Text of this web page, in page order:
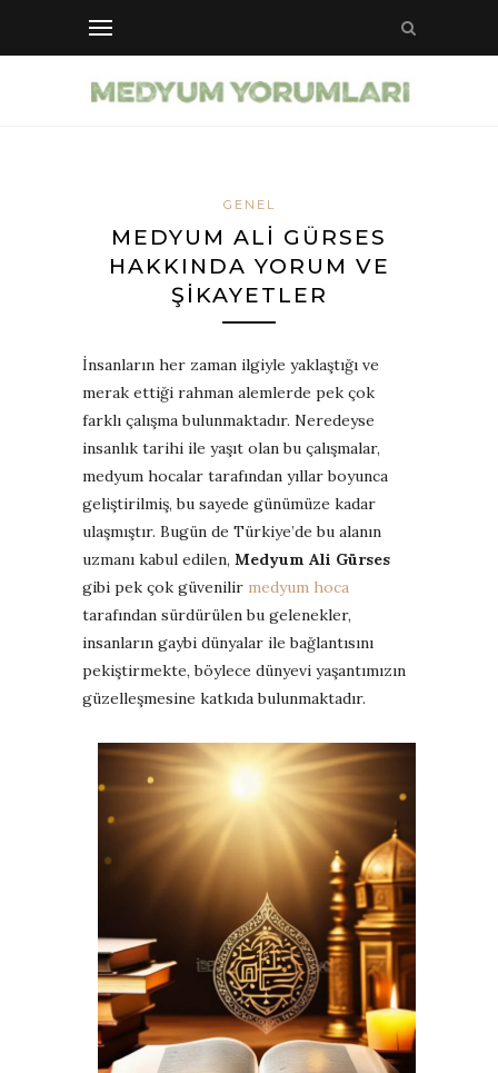
GENEL
MEDYUM ALI GÜRSES
HAKKINDA YORUM VE
ŞIKAYETLER
İnsanların her zaman ilgiyle yaklaştığı ve
merak ettiği rahman alemlerde pek çok
farklı çalışma bulunmaktadır. Neredeyse
insanlık tarihi ile yaşıt olan bu çalışmalar,
medyum hocalar tarafından yıllar boyunca
geliştirilmiş, bu sayede günümüze kadar
ulaşmıştır. Bugün de Türkiye’de bu alanın
uzmanı kabul edilen, Medyum Ali Gürses
gibi pek çok güvenilir medyum hoca
tarafından sürdürülen bu gelenekler,
insanların gaybi dünyalar ile bağlantısını
pekiştirmekte, böylece dünyevi yaşantımızın
güzelleşmesine katkıda bulunmaktadır.